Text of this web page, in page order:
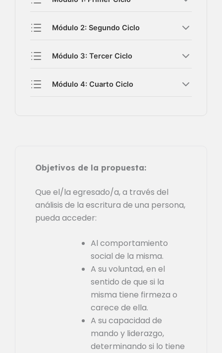
Módulo 2: Segundo Ciclo
Módulo 3: Tercer Ciclo
Módulo 4: Cuarto Ciclo
Objetivos de la propuesta:
Que el/la egresado/a, a través del
análisis de la escritura de una persona,
pueda acceder:
Al comportamiento
social de la misma.
A su voluntad, en el
sentido de que si la
misma tiene firmeza o
carece de ella.
A su capacidad de
mando y liderazgo,
determinando si lo tiene